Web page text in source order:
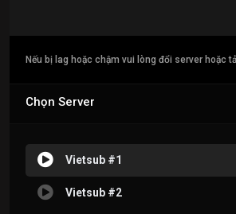
Nếu bị lag hoặc chậm vui lòng đổi server hoặc
Chọn Server
Vietsub #1
Vietsub #2